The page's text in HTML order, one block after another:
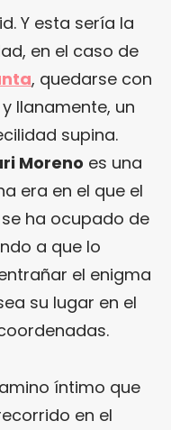
Y esta sería la
en el caso de
, quedarse con
llanamente, un
supina.
Moreno es una
era en el que el
ha ocupado de
a que lo
el enigma
su lugar en el
íntimo que
en el